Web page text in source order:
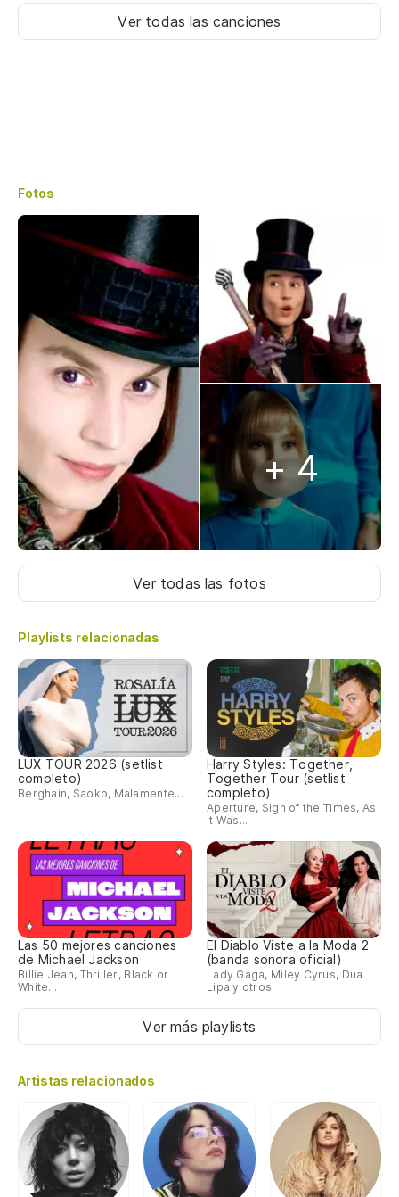
Ver todas las canciones
Fotos
+ 4
Ver todas las fotos
Playlists relacionadas
LUX TOUR 2026 (setlist
completo)
Berghain, Saoko, Malamente...
Harry Styles: Together,
Together Tour (setlist
completo)
Aperture, Sign of the Times, As
It Was...
Las 50 mejores canciones
de Michael Jackson
Billie Jean, Thriller, Black or
White...
El Diablo Viste a la Moda 2
(banda sonora oficial)
Lady Gaga, Miley Cyrus, Dua
Lipa y otros
Ver más playlists
Artistas relacionados